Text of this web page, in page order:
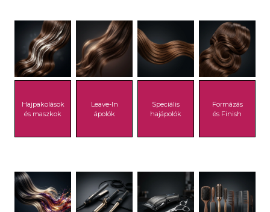
Hajpakolások
és maszkok
Leave-In
ápolók
Speciális
hajápolók
Formázás
és Finish